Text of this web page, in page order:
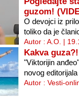
guzom!
O devojci iz
toliko da je
Autor : A.O. |
Kakva
"Viktorijin
novog
Autor : Vesti-